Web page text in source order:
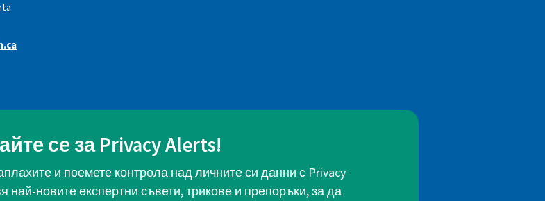
се за Privacy Alerts!
и поемете контрола над личните си данни с Privacy
новите експертни съвети, трикове и препоръки, за да